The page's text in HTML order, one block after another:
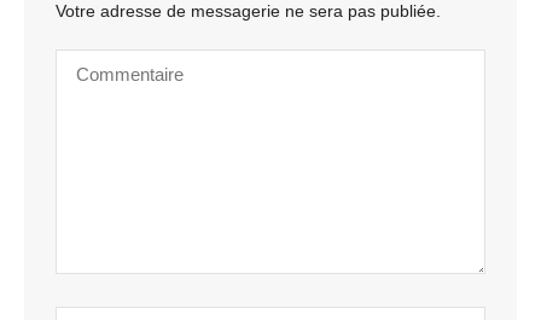
Votre adresse de messagerie ne sera pas publiée.